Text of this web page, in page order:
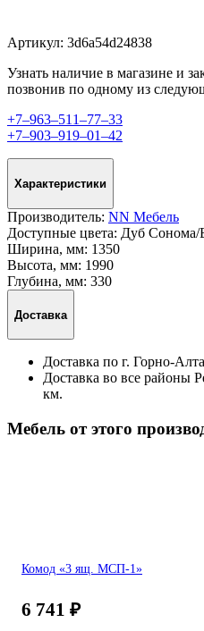
Артикул: 3d6a54d24838
Узнать наличие в магазине и
позвонив по одному из
+7‒963‒511‒77‒33
+7‒903‒919‒01‒42
Характеристики
Производитель: NN Мебель
Доступные цвета: Дуб Сонома/
Ширина, мм: 1350
Высота, мм: 1990
Глубина, мм: 330
Доставка
Доставка по г. Горно-
Доставка во все районы
км.
Мебель от этого
Комод «3 ящ. МСП-1»
6 741 ₽